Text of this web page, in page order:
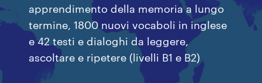
apprendimento della memoria a lungo
termine, 1800 nuovi vocaboli in inglese
e 42 testi e dialoghi da leggere,
ascoltare e ripetere (livelli B1 e B2)